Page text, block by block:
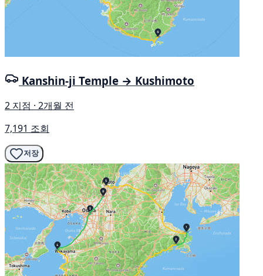
Kanshin-ji Temple → Kushimoto
2 지점 · 2개월 전
7,191 조회
저장